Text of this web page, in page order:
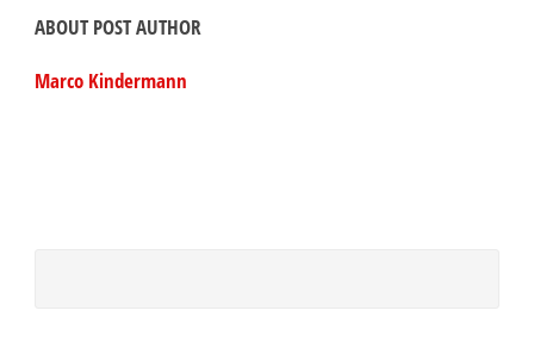
ABOUT POST AUTHOR
Marco Kindermann